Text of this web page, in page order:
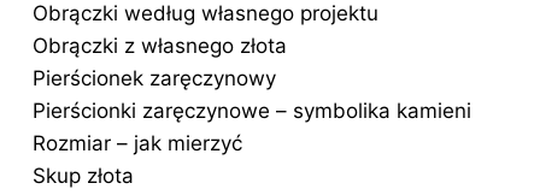
Obrączki według własnego projektu
Obrączki z własnego złota
Pierścionek zaręczynowy
Pierścionki zaręczynowe – symbolika kamieni
Rozmiar – jak mierzyć
Skup złota